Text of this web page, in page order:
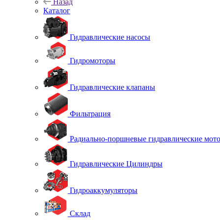
Назад
Каталог
Гидравлические насосы
Гидромоторы
Гидравлические клапаны
Фильтрация
Радиально-поршневые гидравлические
Гидравлические Цилиндры
Гидроаккумуляторы
Склад